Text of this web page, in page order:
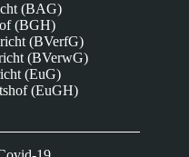
(BAG)
(BGH)
(BVerfG)
(BVerwG)
(EuG)
(EuGH)